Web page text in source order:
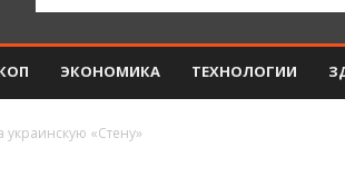
ЭКОНОМИКА ТЕХНОЛОГИИ
украинскую «Стену»